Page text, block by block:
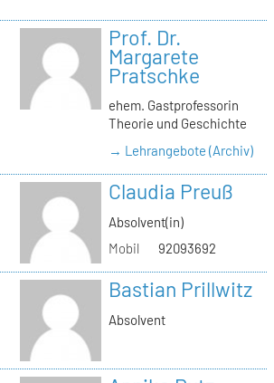
Prof. Dr.
Margarete
Pratschke
ehem. Gastprofessorin
Theorie und Geschichte
→ Lehrangebote (Archiv)
Claudia Preuß
Absolvent(in)
Mobil
92093692
Bastian Prillwitz
Absolvent